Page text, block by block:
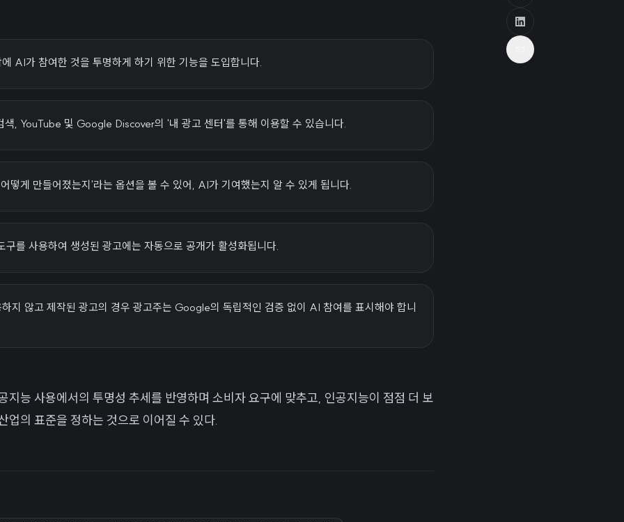
AI가 참여한 것을 투명하게 하기 위한 기능을 도입합니다.
, YouTube 및 Google Discover의 '내 광고 센터'를 통해 이용할 수 있습니다.
떻게 만들어졌는지'라는 옵션을 볼 수 있어, AI가 기여했는지 알 수 있게 됩니다.
를 사용하여 생성된 광고에는 자동으로 공개가 활성화됩니다.
지 않고 제작된 광고의 경우 광고주는 Google의 독립적인 검증 없이 AI 참여를 표시해야 합니
지능 사용에서의 투명성 추세를 반영하며 소비자 요구에 맞추고, 인공지능이 점점 더 보
업의 표준을 정하는 것으로 이어질 수 있다.